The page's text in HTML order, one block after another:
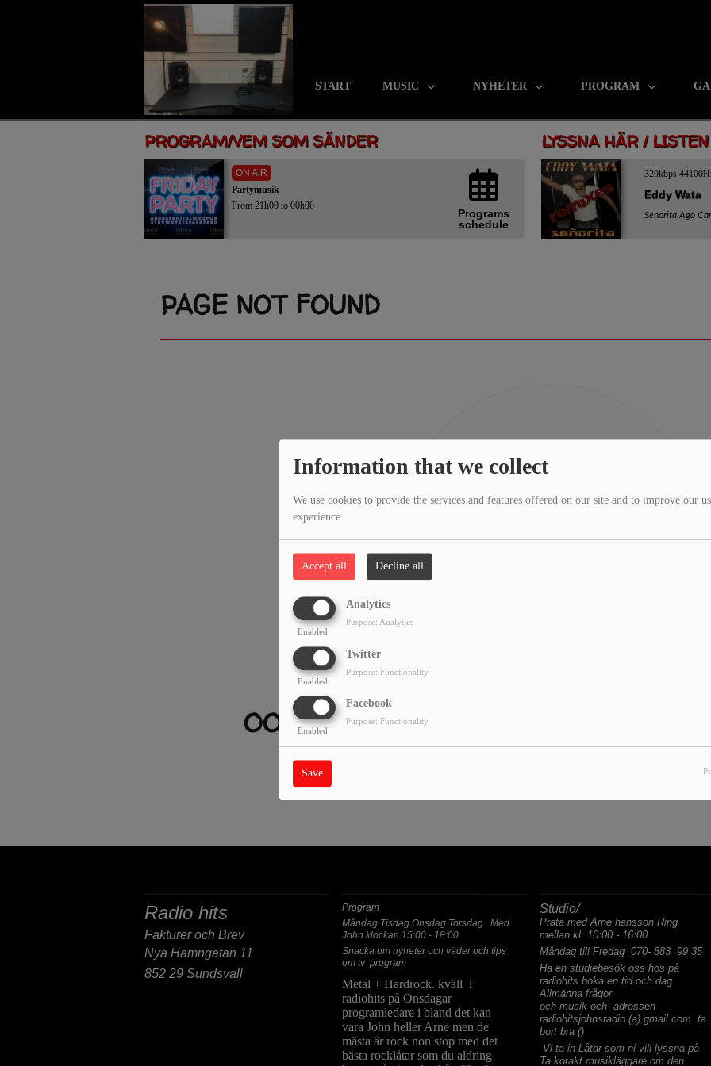
Information that we collect
We use cookies to provide the services and features offered on our site and to improve our
experience.
Accept all Decline all
Analytics
Enabled
Purpose: Analytics
Twitter
Enabled
Purpose: Functionality
Facebook
Enabled
Purpose: Functionality
Save
START MUSIC NYHETER PROGRAM
PROGRAM/VEM SOM SÄNDER
ON AIR
Partymusik
From 21h00 to 00h00
Programs
schedule
LYSSNA HÄR /
320kbps
Eddy Wata
Senorita Ago
PAGE NOT FOUND
404
OOPS, YOU HAVE ENCOUNTERED
SORRY, THE PAGE YOU ARE LOOKING FOR NO LONGER
Radio hits
Fakturer och Brev
Nya Hamngatan 11
852 29 Sundsvall
Program
Måndag Tisdag Onsdag Torsdag Med
John klockan 15:00 - 18:00
Snacka om nyheter och väder och tips
om tv program
Metal + Hardrock. kväll i
radiohits på Onsdagar
programledare i bland det kan
vara John heller Arne men de
mästa är rock non stop med det
bästa rocklåtar som du aldring
Studio/
Prata med Arne hansson Ring
mellan kl. 10:00 - 16:00
Måndag till Fredag 070- 883 99 35
Ha en studiebesök oss hos på
radiohits boka en tid och dag
Allmänna frågor
och musik och adressen
radiohitsjohnsradio (a) gmail.com ta
bort bra ()
Vi ta in Låtar som ni vill lyssna på
Ta kotakt musikläggare om den